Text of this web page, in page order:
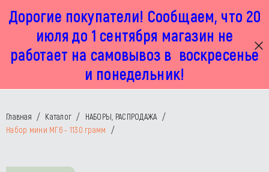
Дорогие покупатели! Сообщаем, что 20
июля до 1 сентября магазин не
работает на самовывоз в воскресенье
и понедельник!
г. Москва, Маленковская 32 стр 2А
пн-пт с 11:00 до 19:00, сб с 11:00 до 17:00
+7 925 449 67 92
Главная / Каталог / НАБОРЫ, РАСПРОДАЖА /
Набор мини МГ6 - 1130 грамм
/